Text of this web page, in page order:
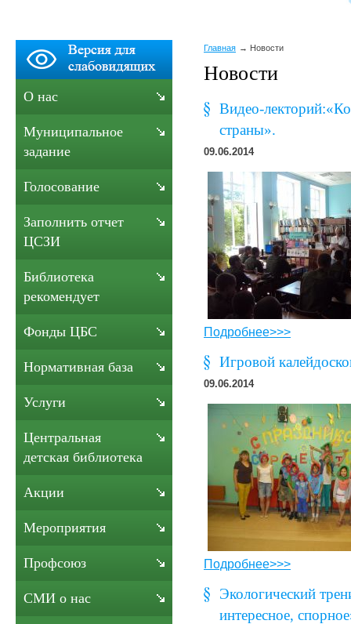
Главная Новости
Новости
Видео-
страны».
09.06.2014
Подробнее>>>
Игровой
09.06.2014
Подробнее>>>
Экологический
интересное,
О нас
Муниципальное
задание
Голосование
Заполнить отчет
ЦСЗИ
Библиотека
рекомендует
Фонды ЦБС
Нормативная база
Услуги
Центральная
детская библиотека
Акции
Мероприятия
Профсоюз
СМИ о нас